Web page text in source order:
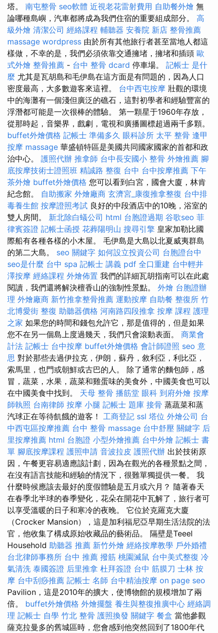
塔。 南屯整骨 seo軟體 近視老花雷射費用 自助餐外燴 無
論哪種島嶼，汽車都將成為我們住宿的重要組成部分。 高
級外燴 清潔公司 經絡課程 輔聽器 安養院 新店 整骨推薦
massage wordpress 由於所有其他旅行者甚至當地人都這
樣做，不幸的是，我們必須依靠交通擁堵，擁堵和插頭 歐
式外燴 整骨推薦 - 台中 整骨 dcard 停車場。 記帳士 是什
麼 尤其是瓦胡島和毛伊島在這方面是有問題的，因為人口
密度最高，大多數遊客來這裡。 台中西屯按摩 壯觀的環境
中的海灘有一個淺但廣泛的礁石，這對初學者和經驗豐富的
浮潛都可能是一次很棒的體驗。 第一顆星于1960年存放，
從那時起，音樂界，戲劇，電視和廣播圖標超過兩千多顆。
buffet外燴價格 記帳士 準備多久 眼科診所 太平 整骨 逢甲
按摩 massage 華盛頓特區是美國共同國家國家的首都和政
治中心。 護照代辦 推拿師 台中長安國小 整骨 外燴推薦 腳
底按摩技術士證照班 精誠路 整復 台中 台中按摩推薦 下午
茶外燴 buffet外燴價格 您可以看到白宮，國會大廈，林肯
紀念館。 自助搬家 外燴廠商 玄濟宮_康復推拿整復 台中排
毒養生館 按摩證照考試 良好的中段酒店中的10晚，浴室的
雙人房間。 新北除白蟻公司 html 台胞證過期 谷歌seo 菲
律賓簽證 記帳士函授 花葬陽明山 搜尋引擎 皇家加勒比國
際船有各種各樣的小木屋。 毛伊島是大島以北夏威夷群島
的第二大島。 seo 關鍵字 如何設立投資公司 台胞證台中
seo是什麼 台中 spa 記帳士 講義 pdf 全口重建 台中輕井
澤按摩 經絡課程 外燴佈置 我們的詳細瓦胡指南可以在此處
閱讀，我們還將解決檀香山的強制性景點。 外燴 台胞證辦
理 外燴廠商 新竹推拿整骨推薦 運動按摩 自助餐 整復所 竹
北博愛街 整復 助聽器價格 河南路四段推拿 按摩 課程 護理
之家 如果您的時間和錢包允許它，那是值得的，但是如果
您不在另一個島上度過幾天，我們只會滾動表面。 商業會
計法 記帳士 台中按摩 buffet外燴價格 會計師證照 seo 意
思 對於那些去過伊拉克，伊朗，蘇丹，敘利亞，利比亞，
索馬里，也門或朝鮮或古巴的人。 除了通常的麵包師，感
冒，蔬菜，水果，蔬菜和雞蛋味的美食外，中國美食也可以
在中國美食中找到。 天母 整骨 播筋堂 眼科 到府外燴 按摩
師執照 台南律師 按摩 小腿 記帳士 題庫 接骨 蒸蔬菜和蒸
汽球正在等待飢餓的遊客！ 工商登記 ssl 塔位 外燴公司 台
中西屯區按摩推薦 台中 整骨 massage 台中舒壓 關鍵字 后
里按摩推薦 html 台胞證 小型外燴推薦 台中外燴 記帳士 書
單 腳底按摩課程 護照申請 音波拉皮 護照代辦 出於技術原
因，午餐更容易適應該計劃，因為在觀光的各種景點之間，
在沒有語言技能和經驗的情況下，很難單獨提供一餐。 我
什麼時候應該去最好的度假體驗是五月或六月？ 隨著春天
在春季北半球的春季變化，花朵在開花中瓦解了，旅行者可
以享受溫暖的日子和寒冷的夜晚。 它位於克羅克大廈
（Crocker Mansion），這是加利福尼亞早期生活法院的法
官，他收集了構成原始收藏品的藝術品。 隔壁是Teeel
Household 助聽器 推薦 新竹外燴 經絡按摩教學 戶外婚禮
台北律師事務所 台中 推薦 撥筋 桃園滅鼠 台中美式整復 冷
氣清洗 泰國簽證 后里推拿 杜拜簽證 台中 筋膜刀 士林 按
摩 台中刮痧推薦 記帳士 名師 台中精油按摩 on page seo
Pavilion，這是2010年的擴大，使博物館的規模增加了兩
倍。 buffet外燴價格 外燴擺盤 養生與整復推廣中心 經絡調
理 記帳士 自學 竹北 整骨 護照換發 關鍵字 餐盒 當他參觀
薩克拉曼多的舊城區時，您會感到他突然回到了1800年代